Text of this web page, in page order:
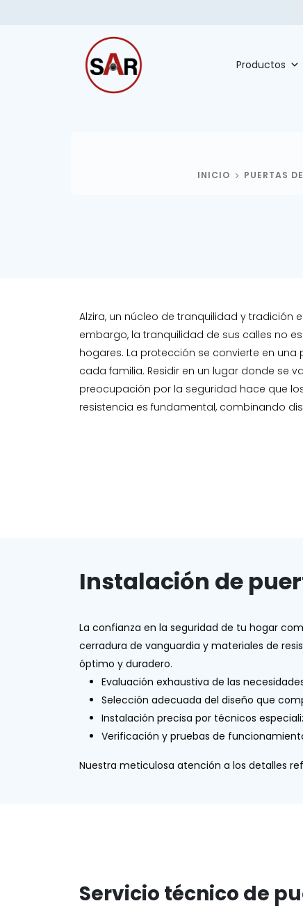
Productos
INICIO PUERTAS
Alzira, un núcleo de tranquilidad y tradición
embargo, la tranquilidad de sus calles no
hogares. La protección se convierte en
cada familia. Residir en un lugar donde se
preocupación por la seguridad hace que
resistencia es fundamental, combinando
Instalación de
La confianza en la seguridad de tu hogar
cerradura de vanguardia y materiales de
óptimo y duradero.
Evaluación exhaustiva de las
Selección adecuada del diseño que
Instalación precisa por técnicos
Verificación y pruebas de
Nuestra meticulosa atención a los detalles
Servicio técnico de